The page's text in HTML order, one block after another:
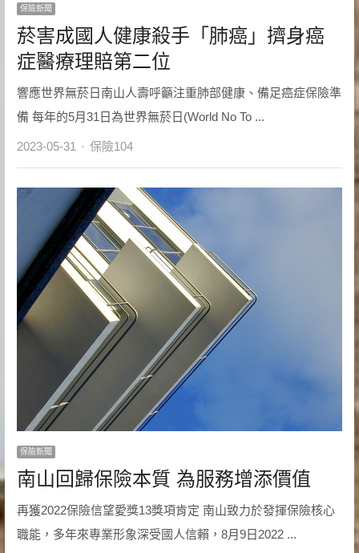
保險新聞
菸害成國人健康殺手「肺癌」擠身癌
症醫療理賠第二位
響應世界無菸日南山人壽呼籲注重肺部健康、備足癌症保險準
備 每年的5月31日為世界無菸日(World No To ...
2023-05-31 Author
保險104
保險新聞
南山回歸保險本質 為服務增添價值
再獲2022保險信望愛獎13獎項肯定 南山致力於發揮保險核心
職能，多年來專業形象深受國人信賴，8月9日2022 ...